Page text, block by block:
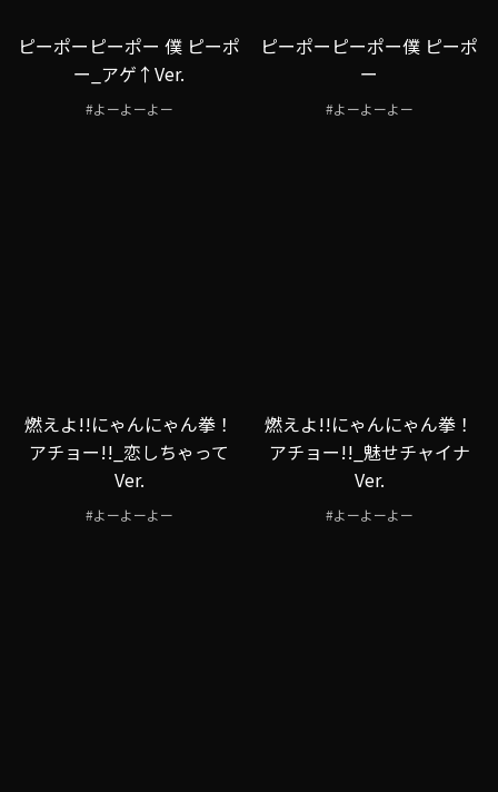
ピーポーピーポー 僕 ピーポ
ー_アゲ↑Ver.
#よーよーよー
ピーポーピーポー僕 ピーポ
ー
#よーよーよー
燃えよ!!にゃんにゃん拳！
アチョー!!_恋しちゃって
Ver.
#よーよーよー
燃えよ!!にゃんにゃん拳！
アチョー!!_魅せチャイナ
Ver.
#よーよーよー